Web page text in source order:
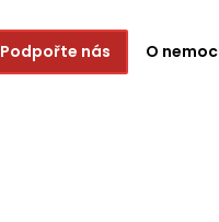
Podpořte nás O